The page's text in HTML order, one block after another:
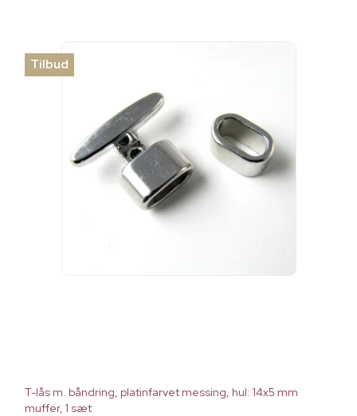
Tilbud
T-lås m. båndring, platinfarvet messing, hul: 14x5 mm
muffer, 1 sæt